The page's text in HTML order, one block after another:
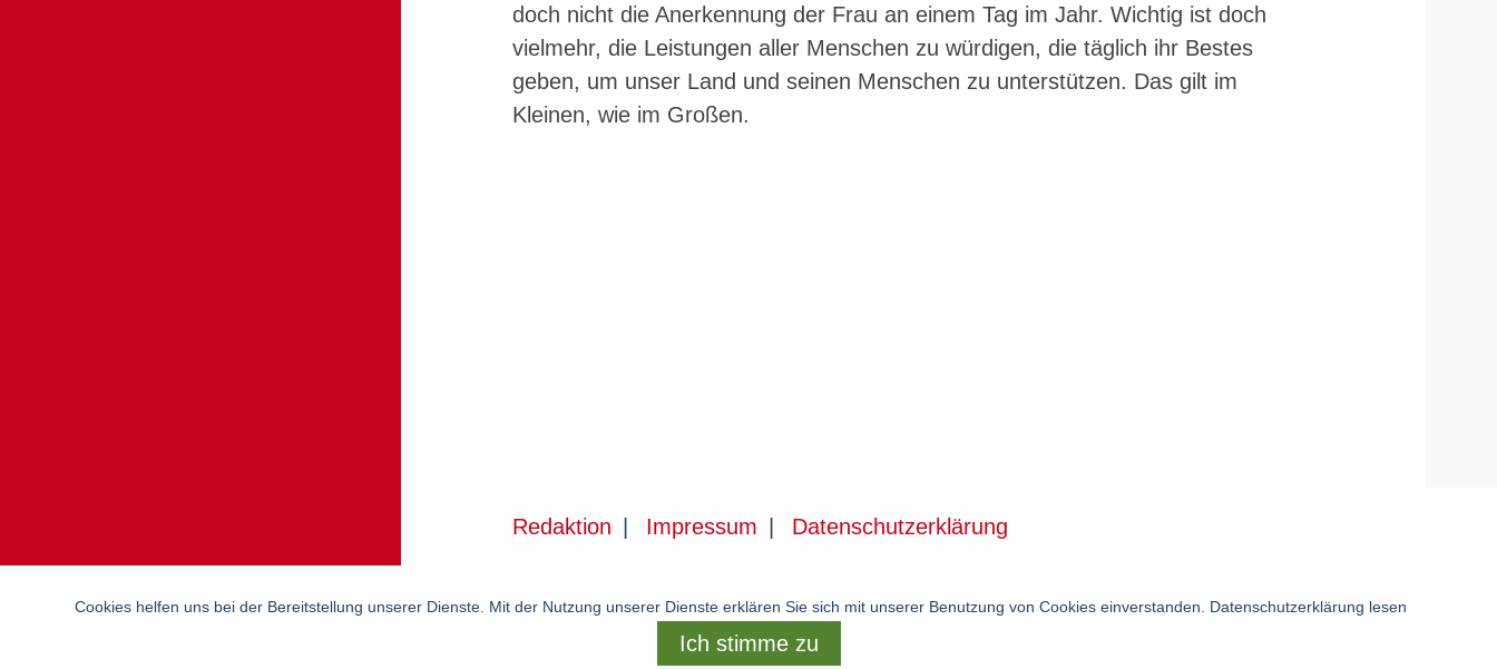
doch nicht die Anerkennung der Frau an einem Tag im Jahr. Wichtig ist doch
vielmehr, die Leistungen aller Menschen zu würdigen, die täglich ihr Bestes
geben, um unser Land und seinen Menschen zu unterstützen. Das gilt im
Kleinen, wie im Großen.
Redaktion Impressum Datenschutzerklärung
Cookies helfen uns bei der Bereitstellung unserer Dienste. Mit der Nutzung unserer Dienste erklären Sie sich mit unserer Benutzung von Cookies einverstanden. Datenschutzerklärung lesen
Ich stimme zu